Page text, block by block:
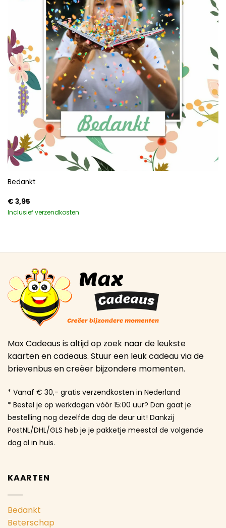
Bedankt
€3,95
Inclusief verzendkosten
Max Cadeaus is altijd op zoek naar de leukste
kaarten en cadeaus. Stuur een leuk cadeau via de
brievenbus en creëer bijzondere momenten.
* Vanaf € 30,- gratis verzendkosten in Nederland
* Bestel je op werkdagen vóór 15:00 uur? Dan gaat je
bestelling nog dezelfde dag de deur uit! Dankzij
PostNL/DHL/GLS heb je je pakketje meestal de volgende
dag al in huis.
KAARTEN
Bedankt
Beterschap